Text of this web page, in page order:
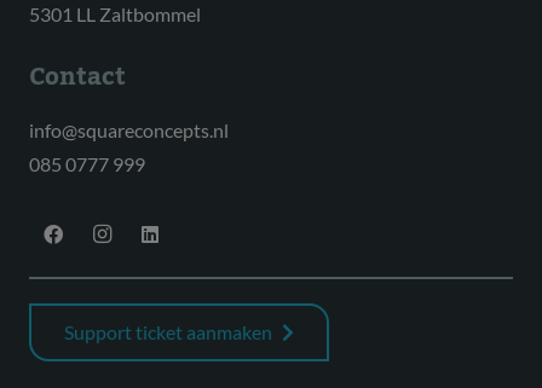
5301 LL Zaltbommel
Contact
info@squareconcepts.nl
085 0777 999
Support ticket aanmaken